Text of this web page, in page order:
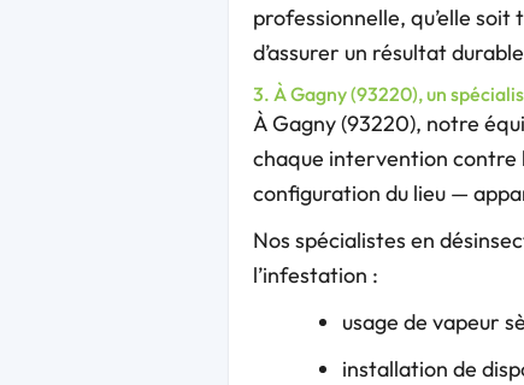
professionnelle, qu’elle
d’assurer un résultat
3. À Gagny (93220), un
À Gagny (93220), notre
chaque intervention contre
configuration du lieu —
Nos spécialistes en
l’infestation :
usage de vapeur
installation de